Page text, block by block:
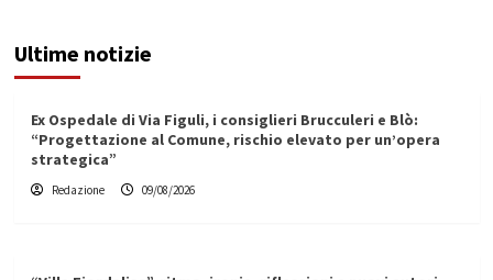
Ultime notizie
Ex Ospedale di Via Figuli, i consiglieri Brucculeri e Blò:
“Progettazione al Comune, rischio elevato per un’opera
strategica”
Redazione 09/08/2026